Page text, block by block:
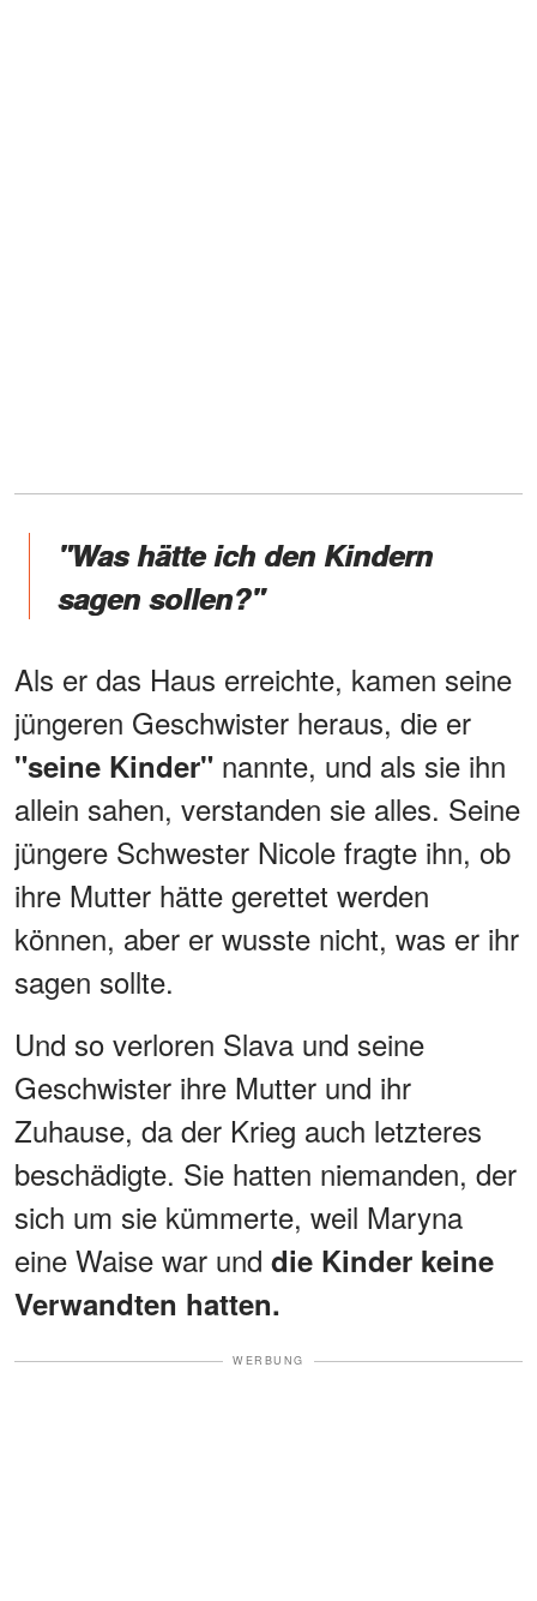
"Was hätte ich den Kindern
sagen sollen?"
Als er das Haus erreichte, kamen seine
jüngeren Geschwister heraus, die er
"seine Kinder" nannte, und als sie ihn
allein sahen, verstanden sie alles. Seine
jüngere Schwester Nicole fragte ihn, ob
ihre Mutter hätte gerettet werden
können, aber er wusste nicht, was er ihr
sagen sollte.
Und so verloren Slava und seine
Geschwister ihre Mutter und ihr
Zuhause, da der Krieg auch letzteres
beschädigte. Sie hatten niemanden, der
sich um sie kümmerte, weil Maryna
eine Waise war und die Kinder keine
Verwandten hatten.
WERBUNG